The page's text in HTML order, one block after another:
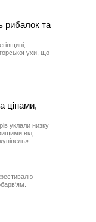
рибалок та
ухи, що
цінами,
уклали низку
від